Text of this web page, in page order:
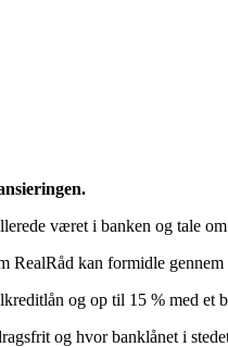
været i banken og tale
RealRåd kan formidle
og op til 15 % med et
og hvor banklånet i